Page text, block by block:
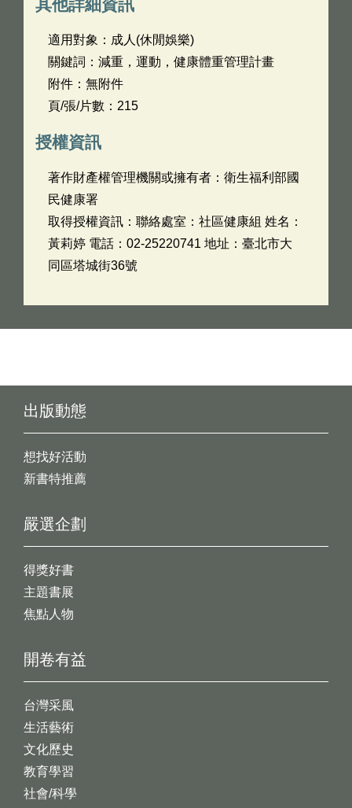
其他詳細資訊
適用對象：成人(休閒娛樂)
關鍵詞：減重，運動，健康體重管理計畫
附件：無附件
頁/張/片數：215
授權資訊
著作財產權管理機關或擁有者：衛生福利部國
民健康署
取得授權資訊：聯絡處室：社區健康組 姓名：
黃莉婷 電話：02-25220741 地址：臺北市大
同區塔城街36號
出版動態
想找好活動
新書特推薦
開卷有益
台灣采風
生活藝術
文化歷史
教育學習
社會/科學
嚴選企劃
得獎好書
主題書展
焦點人物